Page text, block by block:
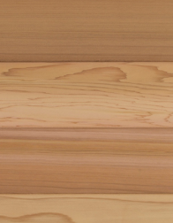
リボス自然健康塗料
外装材
ウッドデッキ
モールディング
無垢製品の注意事項
当社の取り組みサンプル・